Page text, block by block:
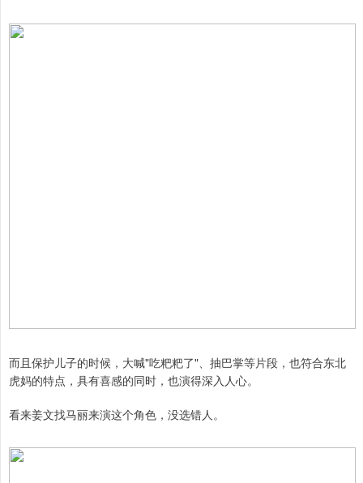
而且保护儿子的时候，大喊"吃粑粑了"、抽巴掌等片段，也符合东北
虎妈的特点，具有喜感的同时，也演得深入人心。
看来姜文找马丽来演这个角色，没选错人。